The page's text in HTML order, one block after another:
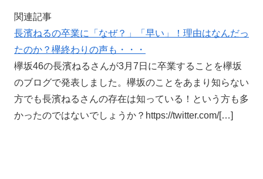
関連記事
長濱ねるの卒業に「なぜ？」「早い」！理由はなんだっ
たのか？欅終わりの声も・・・
欅坂46の長濱ねるさんが3月7日に卒業することを欅坂
のブログで発表しました。欅坂のことをあまり知らない
方でも長濱ねるさんの存在は知っている！という方も多
かったのではないでしょうか？https://twitter.com/[…]